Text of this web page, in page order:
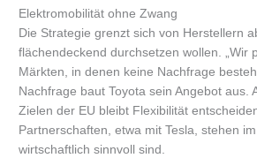
Elektromobilität ohne Zwang
Die Strategie grenzt sich von Herstellern
flächendeckend durchsetzen wollen. „Wir
Märkten, in denen keine Nachfrage
Nachfrage baut Toyota sein Angebot aus.
Zielen der EU bleibt Flexibilität
Partnerschaften, etwa mit Tesla, stehen
wirtschaftlich sinnvoll sind.